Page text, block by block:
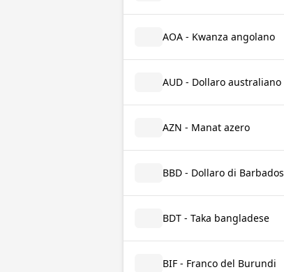
AOA - Kwanza angolano
AUD - Dollaro australiano
AZN - Manat azero
BBD - Dollaro di Barbados
BDT - Taka bangladese
BIF - Franco del Burundi